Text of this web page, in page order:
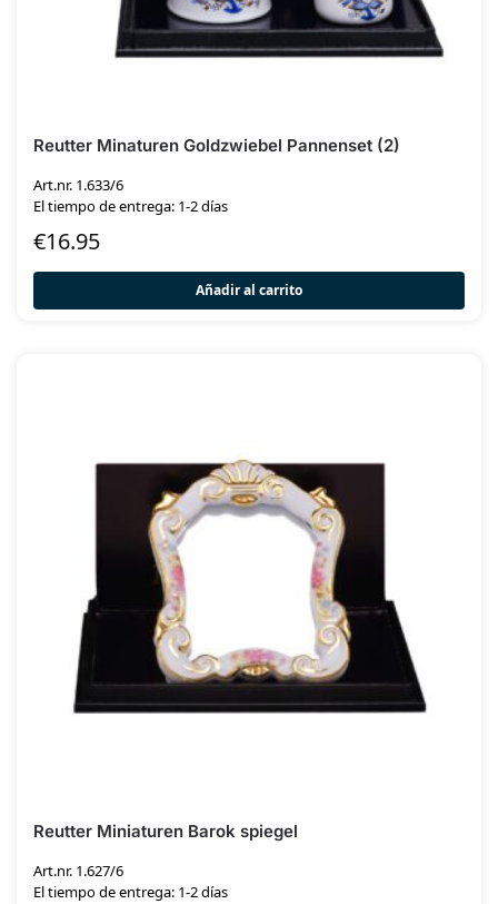
Reutter Minaturen Goldzwiebel Pannenset (2)
Art.nr. 1.633/6
El tiempo de entrega: 1-2 días
€16.95
Añadir al carrito
Reutter Miniaturen Barok spiegel
Art.nr. 1.627/6
El tiempo de entrega: 1-2 días